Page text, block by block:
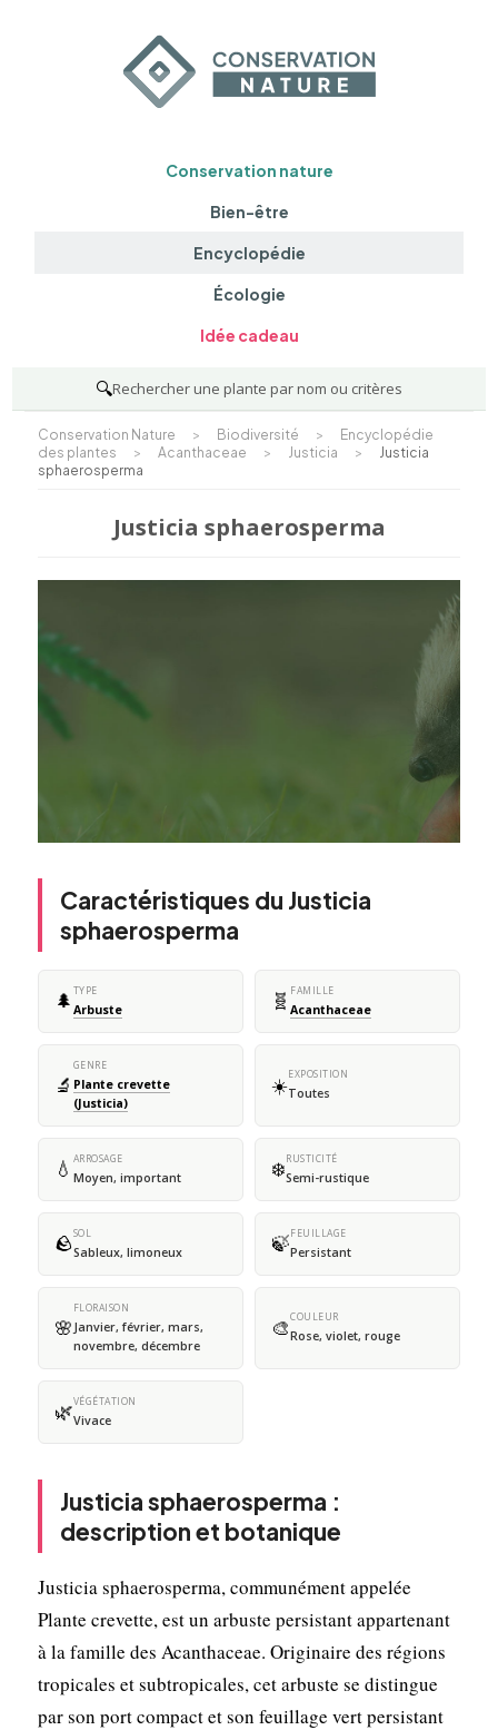
Conservation nature
Bien-être
Encyclopédie
Écologie
Idée cadeau
🔍Rechercher une plante par nom ou critères
Conservation Nature > Biodiversité >
Encyclopédie
des plantes
> Acanthaceae > Justicia >
Justicia
sphaerosperma
Justicia sphaerosperma
Caractéristiques du Justicia
sphaerosperma
🌲 TYPE
Arbuste 🧬 FAMILLE
Acanthaceae
🔬
GENRE
Plante crevette
(Justicia)
☀️EXPOSITION
Toutes
💧 ARROSAGE
Moyen, important ❄️RUSTICITÉ
Semi-rustique
🪨SOL
Sableux, limoneux 🍃FEUILLAGE
Persistant
🌸
FLORAISON
Janvier, février, mars,
novembre, décembre
🎨COULEUR
Rose, violet, rouge
🌿VÉGÉTATION
Vivace
Justicia sphaerosperma :
description et botanique
Justicia sphaerosperma, communément appelée
Plante crevette, est un arbuste persistant appartenant
à la famille des Acanthaceae. Originaire des régions
tropicales et subtropicales, cet arbuste se distingue
par son port compact et son feuillage vert persistant